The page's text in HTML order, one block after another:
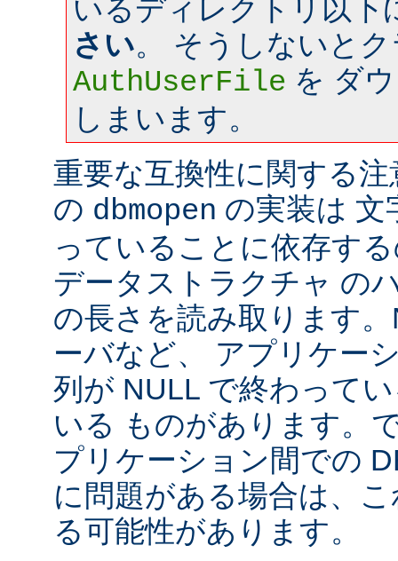
いるディレクトリ以下
さい。 そうしないと
AuthUserFile を ダ
しまいます。
重要な互換性に関する
の dbmopen の実装は 文
っていることに依存す
データストラクチャ の
の長さを読み取ります
ーバなど、 アプリケー
列が NULL で終わって
いる ものがあります。
プリケーション間での
に問題がある場合は、
る可能性があります。